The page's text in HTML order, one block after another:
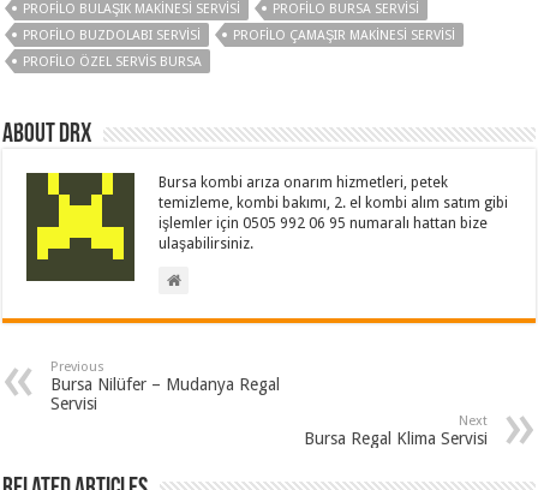
PROFILO BULAŞIK MAKINESI SERVISI
PROFILO BURSA SERVISI
PROFILO BUZDOLABI SERVISI
PROFILO ÇAMAŞIR MAKINESI SERVISI
PROFILO ÖZEL SERVIS BURSA
About drx
Bursa kombi arıza onarım hizmetleri, petek
temizleme, kombi bakımı, 2. el kombi alım satım gibi
işlemler için 0505 992 06 95 numaralı hattan bize
ulaşabilirsiniz.
Previous
Bursa Nilüfer – Mudanya Regal
Servisi
Next
Bursa Regal Klima Servisi